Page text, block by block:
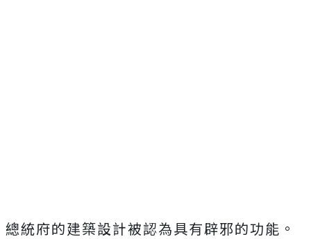
總統府的建築設計被認為具有辟邪的功能。